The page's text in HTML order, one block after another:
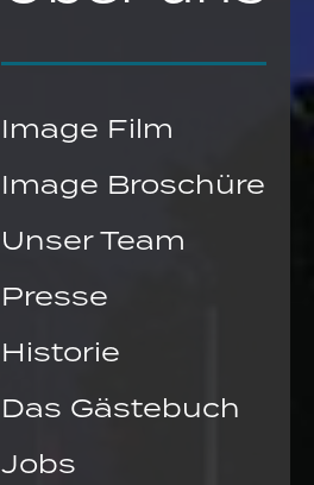
Image Film
Image Broschüre
Unser Team
Presse
Historie
Das Gästebuch
Jobs